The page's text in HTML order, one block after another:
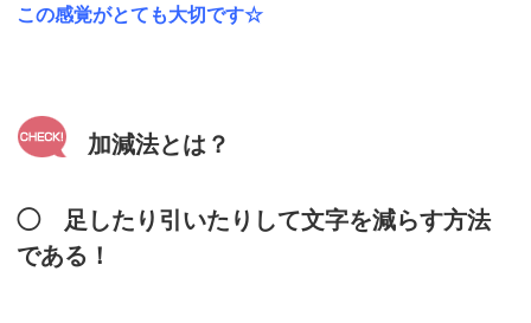
この感覚がとても大切です☆
加減法とは？
◯ 足したり引いたりして文字を減らす方法
である！